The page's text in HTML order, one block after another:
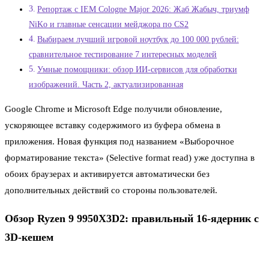
Репортаж с IEM Cologne Major 2026: Жаб Жабыч, триумф
NiKo и главные сенсации мейджора по CS2
Выбираем лучший игровой ноутбук до 100 000 рублей:
сравнительное тестирование 7 интересных моделей
Умные помощники: обзор ИИ-сервисов для обработки
изображений. Часть 2, актуализированная
Google Chrome и Microsoft Edge получили обновление,
ускоряющее вставку содержимого из буфера обмена в
приложения. Новая функция под названием «Выборочное
форматирование текста» (Selective format read) уже доступна в
обоих браузерах и активируется автоматически без
дополнительных действий со стороны пользователей.
Обзор Ryzen 9 9950X3D2: правильный 16-ядерник с
3D-кешем